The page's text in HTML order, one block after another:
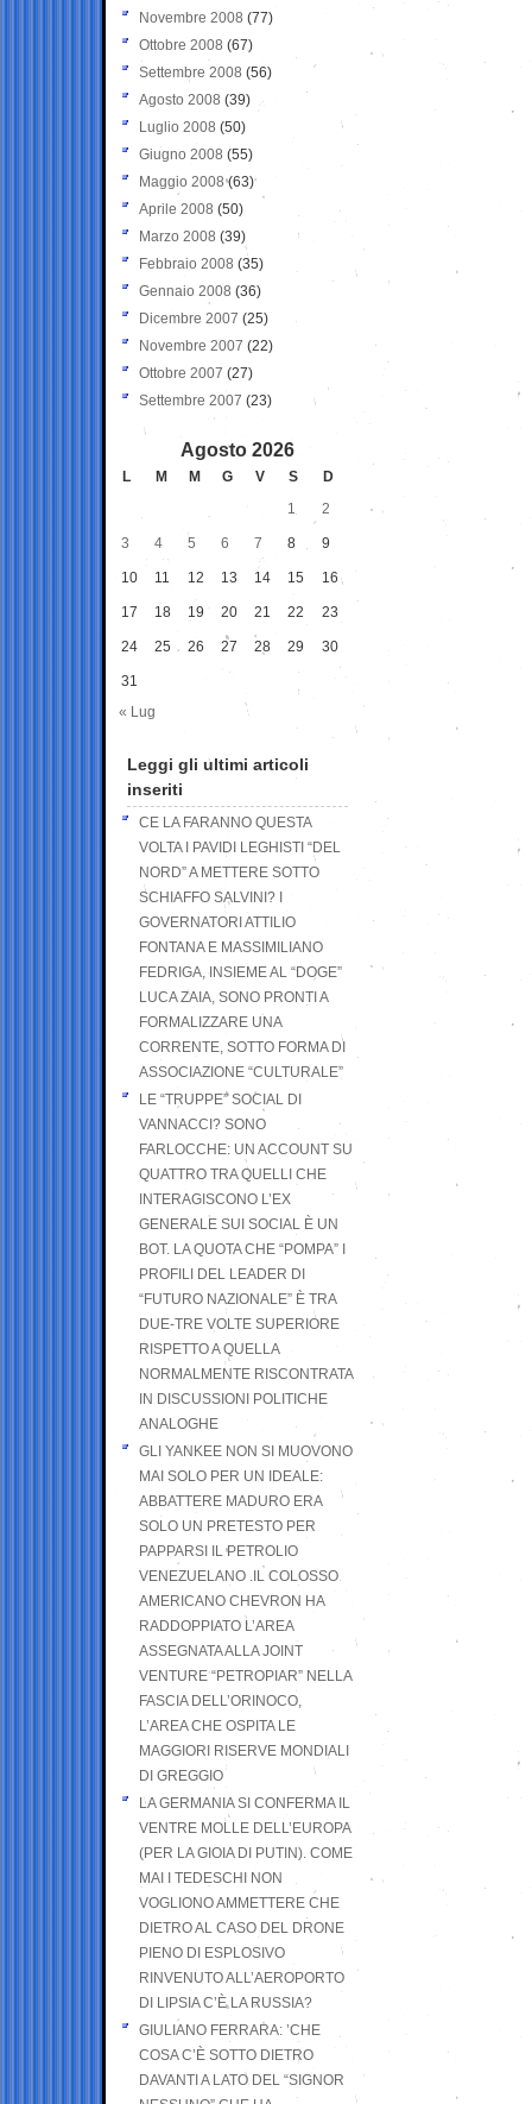
Novembre 2008 (77)
Ottobre 2008 (67)
Settembre 2008 (56)
Agosto 2008 (39)
Luglio 2008 (50)
Giugno 2008 (55)
Maggio 2008(63)
Aprile 2008 (50)
Marzo 2008 (39)
Febbraio 2008 (35)
Gennaio 2008 (36)
Dicembre 2007 (25)
Novembre 2007 (22)
Ottobre 2007 (27)
Settembre 2007 (23)
Agosto 2026
L M M G V S
D
1
2
3 4 5 6 7 8 9
10 11 12 13 14 15 16
17 18 19 20 21 22 23
24 25 26 27 28 29 30
31
« Lug
Leggi gli ultimi articoli
inseriti
CE LA FARANNO QUESTA
VOLTA I PAVIDI LEGHISTI “DEL
NORD” A METTERE SOTTO
SCHIAFFO SALVINI? I
GOVERNATORI ATTILIO
FONTANA E MASSIMILIANO
FEDRIGA, INSIEME AL “DOGE”
LUCA ZAIA, SONO PRONTI A
FORMALIZZARE UNA
CORRENTE, SOTTO FORMA DI
ASSOCIAZIONE “CULTURALE”
LE “TRUPPE” SOCIAL DI
VANNACCI? SONO
FARLOCCHE: UN ACCOUNT SU
QUATTRO TRA QUELLI CHE
INTERAGISCONO L’EX
GENERALE SUI SOCIAL È UN
BOT. LA QUOTA CHE “POMPA” I
PROFILI DEL LEADER DI
“FUTURO NAZIONALE” È TRA
DUE-TRE VOLTE SUPERIORE
RISPETTO A QUELLA
NORMALMENTE RISCONTRATA
IN DISCUSSIONI POLITICHE
ANALOGHE
GLI YANKEE NON SI MUOVONO
MAI SOLO PER UN IDEALE:
ABBATTERE MADURO ERA
SOLO UN PRETESTO PER
PAPPARSI IL PETROLIO
VENEZUELANO .IL COLOSSO
AMERICANO CHEVRON HA
RADDOPPIATO L’AREA
ASSEGNATA ALLA JOINT
VENTURE “PETROPIAR” NELLA
FASCIA DELL’ORINOCO,
L’AREA CHE OSPITA LE
MAGGIORI RISERVE MONDIALI
DI GREGGIO
LA GERMANIA SI CONFERMA IL
VENTRE MOLLE DELL’EUROPA
(PER LA GIOIA DI PUTIN). COME
MAI I TEDESCHI NON
VOGLIONO AMMETTERE CHE
DIETRO AL CASO DEL DRONE
PIENO DI ESPLOSIVO
RINVENUTO ALL’AEROPORTO
DI LIPSIA C’È LA RUSSIA?
GIULIANO FERRARA: ’CHE
COSA C’È SOTTO DIETRO
DAVANTI A LATO DEL “SIGNOR